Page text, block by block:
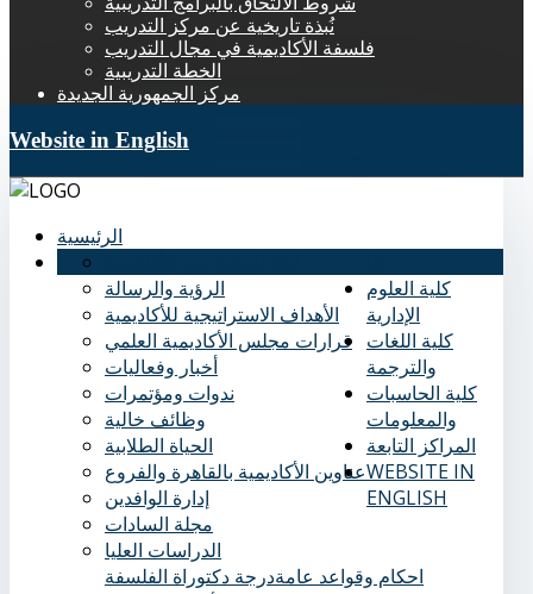
نُبذة تاريخية عن مركز التدريب
فلسفة الأكاديمية في مجال التدريب
الخطة التدريبية
مركز الجمهورية الجديدة
Website in English
الرئيسية
الرؤية والرسالة
الأهداف الاستراتيجية للأكاديمية
قرارات مجلس الأكاديمية العلمي
أخبار وفعاليات
ندوات ومؤتمرات
وظائف خالية
الحياة الطلابية
عناوين الأكاديمية بالقاهرة والفروع
إدارة الوافدين
كلية العلوم
الإدارية
مجلة السادات
الدراسات العليا
احكام وقواعد عامةدرجة دكتوراة الفلسفة
كلية اللغات
والترجمة
كلية الحاسبات
والمعلومات
المراكز التابعة
WEBSITE IN
ENGLISH